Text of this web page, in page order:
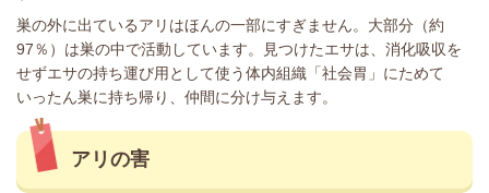
巣の外に出ているアリはほんの一部にすぎません。大部分（約
97％）は巣の中で活動しています。見つけたエサは、消化吸収を
せずエサの持ち運び用として使う体内組織「社会胃」にためて
いったん巣に持ち帰り、仲間に分け与えます。
アリの害